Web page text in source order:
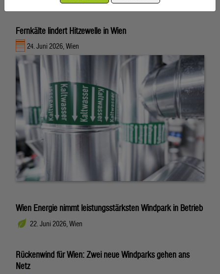
Ähnliche Artikel weiterlesen
Fernkälte lindert Hitzewelle in Wien
24. Juni 2026, Wien
Wien Energie nimmt leistungsstärksten Windpark in Betrieb
22. Juni 2026, Wien
Rückenwind für Wien: Zwei neue Windparks gehen ans
Netz